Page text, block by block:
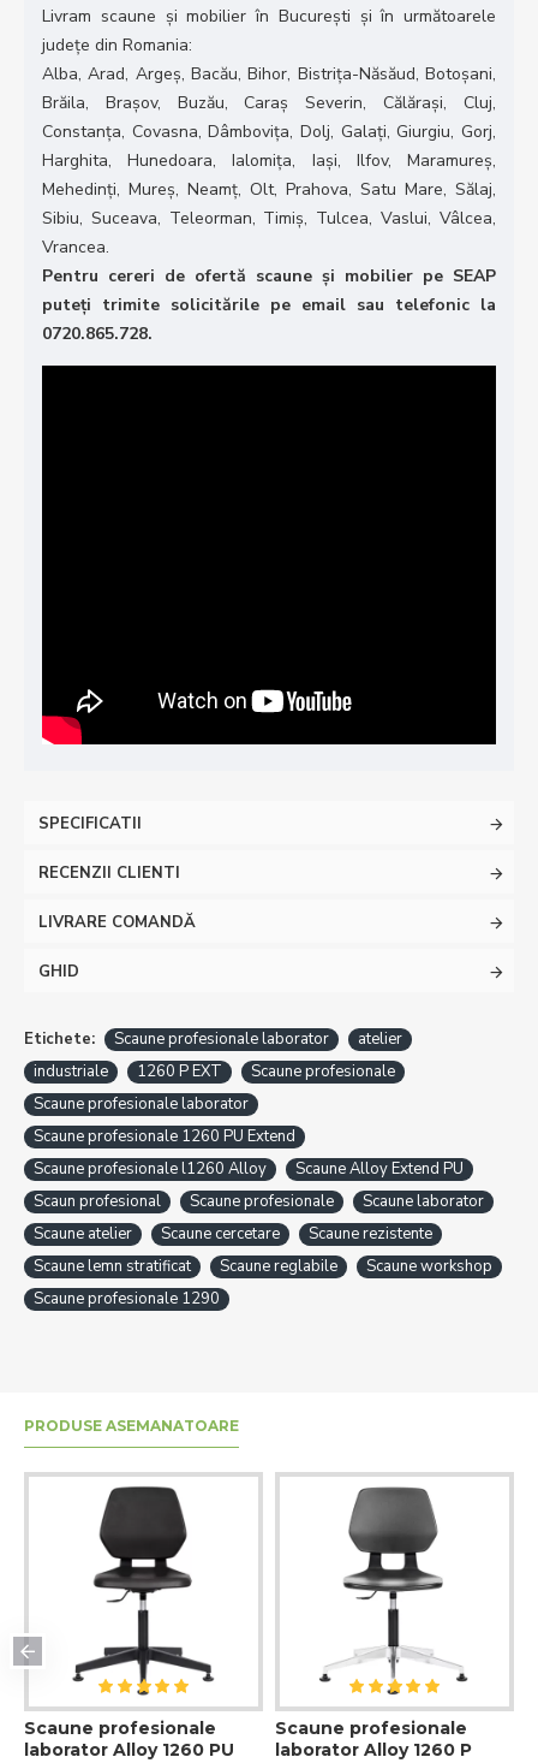
Livram scaune și mobilier în București și în următoarele
județe din Romania:
Alba, Arad, Argeș, Bacău, Bihor, Bistrița-Năsăud, Botoșani,
Brăila, Brașov, Buzău, Caraș Severin, Călărași, Cluj,
Constanța, Covasna, Dâmbovița, Dolj, Galați, Giurgiu, Gorj,
Harghita, Hunedoara, Ialomița, Iași, Ilfov, Maramureș,
Mehedinți, Mureș, Neamț, Olt, Prahova, Satu Mare, Sălaj,
Sibiu, Suceava, Teleorman, Timiș, Tulcea, Vaslui, Vâlcea,
Vrancea.
Pentru cereri de ofertă scaune și mobilier pe SEAP
puteți trimite solicitările pe email sau telefonic la
0720.865.728.
SPECIFICATII
RECENZII CLIENTI
LIVRARE COMANDĂ
GHID
Etichete: Scaune profesionale laborator
atelier
industriale
1260 P EXT
Scaune profesionale
Scaune profesionale laborator
Scaune profesionale 1260 PU Extend
Scaune profesionale l1260 Alloy
Scaune Alloy Extend PU
Scaun profesional
Scaune profesionale
Scaune laborator
Scaune atelier
Scaune cercetare
Scaune rezistente
Scaune lemn stratificat
Scaune reglabile
Scaune workshop
Scaune profesionale 1290
PRODUSE ASEMANATOARE
Scaune profesionale
laborator Alloy 1260 PU
Scaune profesionale
laborator Alloy 1260 P